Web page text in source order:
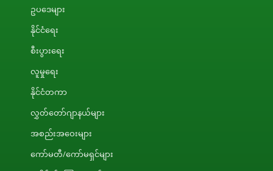
ဥပဒေများ
နိုင်ငံရေး
စီးပွားရေး
လူမှုရေး
နိုင်ငံတကာ
လွှတ်တော်ဂျာနယ်များ
အစည်းအဝေးများ
ကော်မတီ/ကော်မရှင်များ